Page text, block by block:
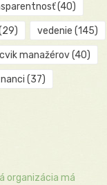
(40)
vedenie (145)
manažérov(40)
(37)
organizácia má